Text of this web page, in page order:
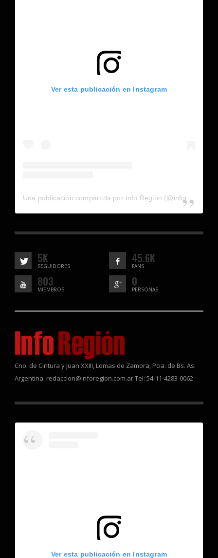
Ver esta publicación en Instagram
5K
SEGUIDORES
45.6K
FANS
803
MIEMBROS
0
PERSONAS
Cno. de Cintura y Juan XXIII, Lomas de Zamora, Pcia. de Bs. As.
Argentina. redaccion@inforegion.com.ar Tel: 54-11-4283-0062
Ver esta publicación en Instagram